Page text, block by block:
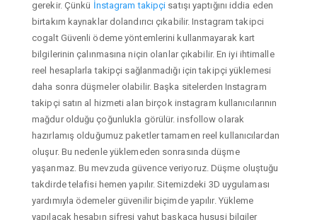
gerekir. Çünkü İnstagram takipçi satışı yaptığını iddia eden
birtakım kaynaklar dolandırıcı çıkabilir. Instagram takipci
cogalt Güvenli ödeme yöntemlerini kullanmayarak kart
bilgilerinin çalınmasına niçin olanlar çıkabilir. En iyi ihtimalle
reel hesaplarla takipçi sağlanmadığı için takipçi yüklemesi
daha sonra düşmeler olabilir. Başka sitelerden Instagram
takipçi satın al hizmeti alan birçok instagram kullanıcılarının
mağdur olduğu çoğunlukla görülür. insfollow olarak
hazırlamış olduğumuz paketler tamamen reel kullanıcılardan
oluşur. Bu nedenle yüklemeden sonrasında düşme
yaşanmaz. Bu mevzuda güvence veriyoruz. Düşme oluştuğu
takdirde telafisi hemen yapılır. Sitemizdeki 3D uygulaması
yardımıyla ödemeler güvenilir biçimde yapılır. Yükleme
yapılacak hesabın şifresi yahut başkaca hususi bilgiler